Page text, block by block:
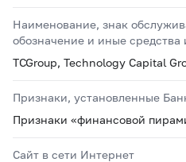
Наименование, знак
обозначение и иные
TCGroup, Technology Capital
Признаки, установленные
Признаки «финансовой
Сайт в сети Интернет